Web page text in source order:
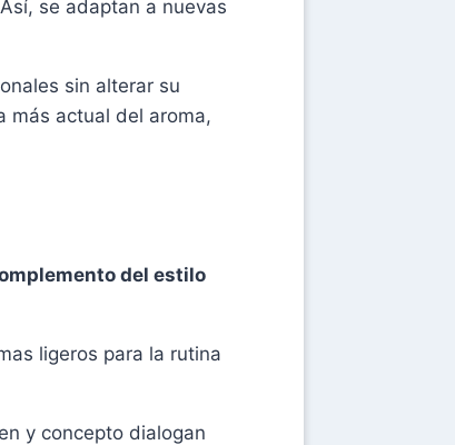
se adaptan a nuevas
sin alterar su
más actual del aroma,
del estilo
ligeros para la rutina
y concepto dialogan